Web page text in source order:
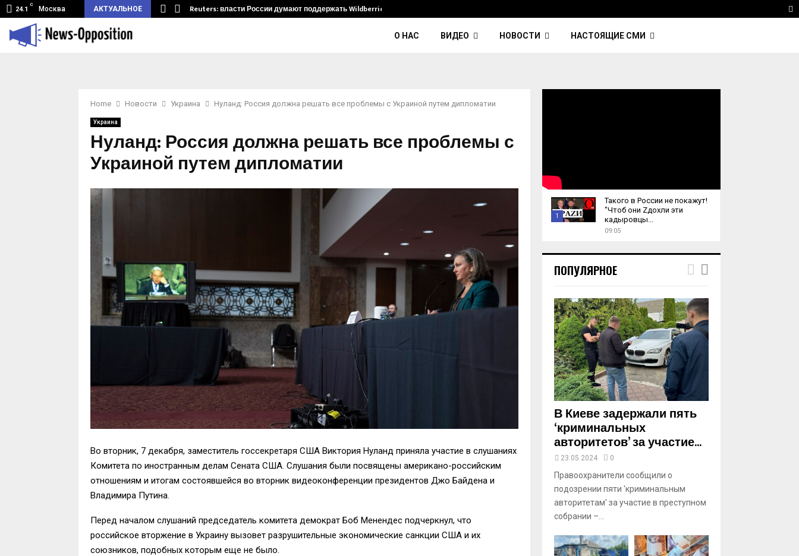
24.1
C
Москва АКТУАЛЬНОЕ
туннель из Беларуси.… Reuters: власти России думают поддержать Wildberries и его…
О НАС ВИДЕО НОВОСТИ НАСТОЯЩИЕ СМИ
Home Новости Украина Нуланд: Россия должна решать все проблемы с Украиной путем дипломатии
Украина
Нуланд: Россия должна решать все проблемы с
Украиной путем дипломатии
Во вторник, 7 декабря, заместитель госсекретаря США Виктория Нуланд приняла участие в слушаниях
Комитета по иностранным делам Сената США. Слушания были посвящены американо-российским
отношениям и итогам состоявшейся во вторник видеоконференции президентов Джо Байдена и
Владимира Путина.
Перед началом слушаний председатель комитета демократ Боб Менендес подчеркнул, что
российское вторжение в Украину вызовет разрушительные экономические санкции США и их
союзников, подобных которым еще не было.
1
u
m
a
y
o
u
u
b
e
Такого в России не покажут!
"Чтоб они Zдохли эти
кадыровцы...
09:05
ПОПУЛЯРНОЕ
В Киеве задержали пять
‘криминальных
авторитетов’ за участие...
23.05.2024 0
Правоохранители сообщили о
подозрении пяти 'криминальным
авторитетам' за участие в преступном
собрании –...